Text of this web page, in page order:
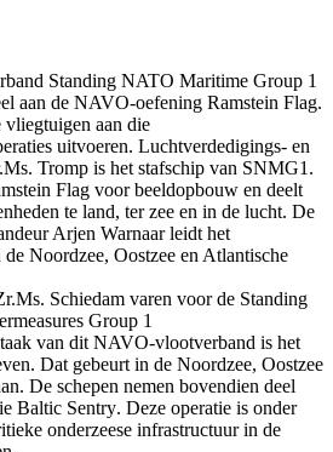
Standing NATO Maritime Group 1
aan de NAVO-oefening Ramstein Flag.
vliegtuigen aan die
uitvoeren. Luchtverdedigings- en
Tromp is het stafschip van SNMG1.
Flag voor beeldopbouw en deelt
te land, ter zee en in de lucht. De
Arjen Warnaar leidt het
Noordzee, Oostzee en Atlantische
Schiedam varen voor de Standing
Group 1
van dit NAVO-vlootverband is het
Dat gebeurt in de Noordzee, Oostzee
De schepen nemen bovendien deel
Baltic Sentry. Deze operatie is onder
onderzeese infrastructuur in de